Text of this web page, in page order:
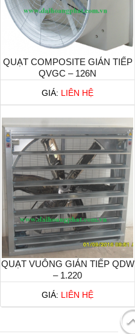
QUẠT COMPOSITE GIÁN TIẾP
QVGC – 126N
GIÁ: LIÊN HỆ
QUẠT VUÔNG GIÁN TIẾP QDW
– 1.220
GIÁ: LIÊN HỆ